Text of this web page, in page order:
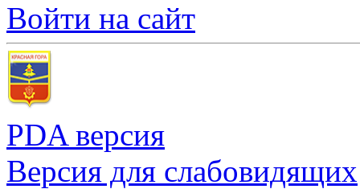
Войти на сайт
PDA версия
Версия для слабовидящих